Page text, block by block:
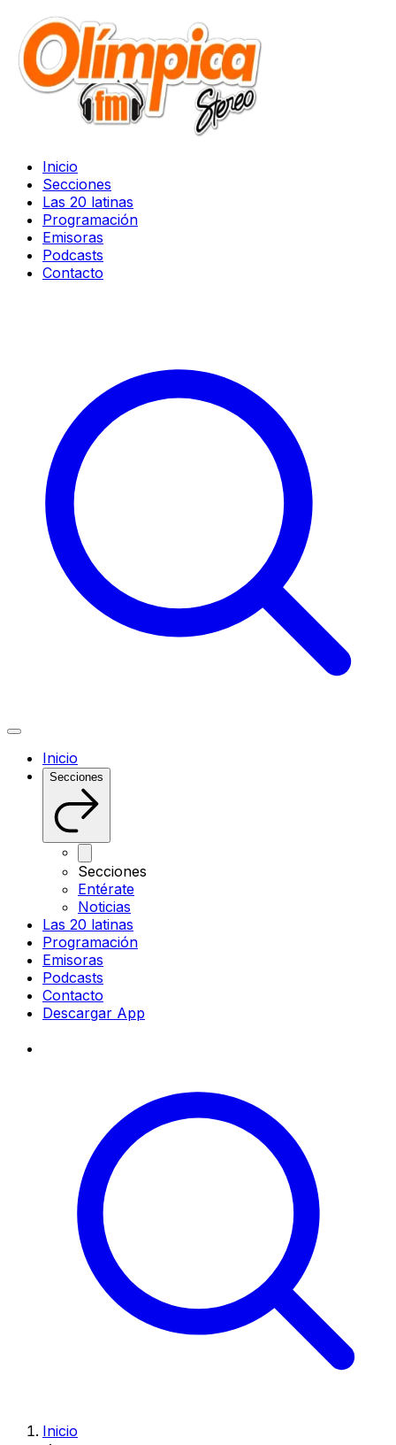
Inicio
Secciones
Las 20 latinas
Programación
Emisoras
Podcasts
Contacto
Inicio
Secciones
Secciones
Entérate
Noticias
Las 20 latinas
Programación
Emisoras
Podcasts
Contacto
Descargar App
Inicio